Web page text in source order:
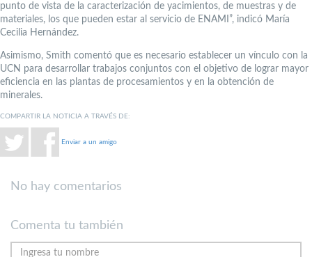
punto de vista de la caracterización de yacimientos, de muestras y de
materiales, los que pueden estar al servicio de ENAMI”, indicó María
Cecilia Hernández.
Asimismo, Smith comentó que es necesario establecer un vínculo con la
UCN para desarrollar trabajos conjuntos con el objetivo de lograr mayor
eficiencia en las plantas de procesamientos y en la obtención de
minerales.
COMPARTIR LA NOTICIA A TRAVÉS DE:
Enviar a un amigo
No hay comentarios
Comenta tu también